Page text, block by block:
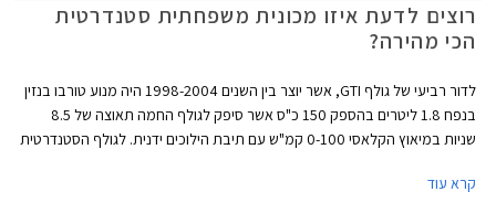
רוצים לדעת איזו מכונית משפחתית סטנדרטית
הכי מהירה?
לדור רביעי של גולף GTI, אשר יוצר בין השנים 1998-2004 היה מנוע טורבו בנזין
בנפח 1.8 ליטרים בהספק 150 כ"ס אשר סיפק לגולף החמה תאוצה של 8.5
שניות במיאוץ הקלאסי 0-100 קמ"ש עם תיבת הילוכים ידנית. לגולף הסטנדרטית
קרא עוד